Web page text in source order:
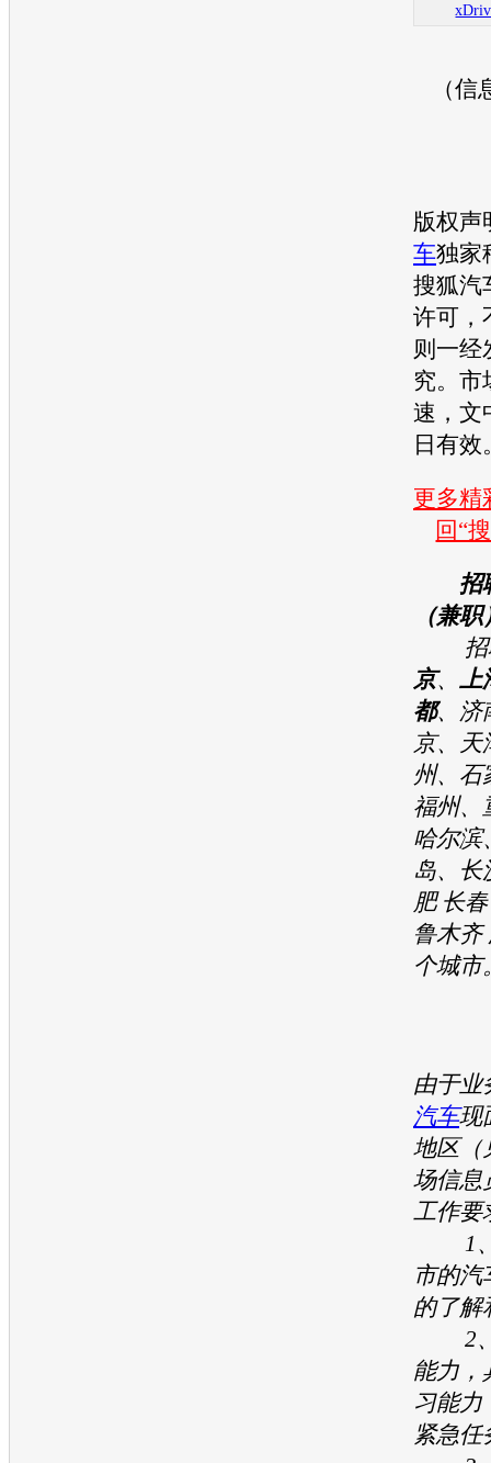
（
版权声
车独家
搜狐汽
许可，
则一经
究。市
速，文
日有效
更多
回“
招
（兼职
招
京、 上
都、济
京、天
州、石
福州、
哈尔滨
岛、长
肥 长
鲁木齐
个城市
由于业
汽车现
地区（
场信息
工作要
1、
市的汽
的了解
2、
能力，
习能力
紧急任